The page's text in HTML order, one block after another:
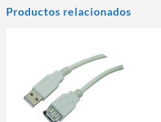
Productos relacionados